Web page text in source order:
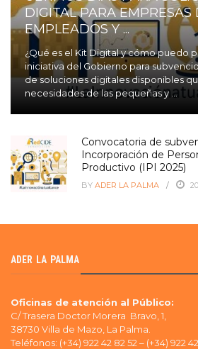
DIGITAL PARA EMPRESAS
EMPLEADOS Y ...
¿Qué es el Kit Digital y cómo puedo
iniciativa del Gobierno para
de soluciones digitales disponibles
necesidades de las pequeñas y ...
Convocatoria de
Incorporación de
Productivo (IPI 2025)
BY ADER LA PALMA
ADER LA PALMA
Oficinas de atención al Público:
C/ Trasera Doctor Morera Bravo, 1,
38730 Villa de Mazo, La Palma.
Teléfonos: (+34) 922 42 82 52 – (+34) 922